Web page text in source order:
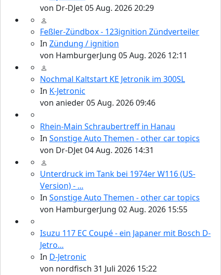
von Dr-DJet05 Aug. 2026 20:29
Feßler-Zündbox - 123ignition Zündverteiler
In Zündung / ignition
von HamburgerJung 05 Aug. 2026 12:11
Nochmal Kaltstart KE Jetronik im 300SL
In K-Jetronic
von anieder05 Aug. 2026 09:46
Rhein-Main Schraubertreff in Hanau
In Sonstige Auto Themen - other car topics
von Dr-DJet04 Aug. 2026 14:31
Unterdruck im Tank bei 1974er W116 (US-
Version) - ...
In Sonstige Auto Themen - other car topics
von HamburgerJung 02 Aug. 2026 15:55
Isuzu 117 EC Coupé - ein Japaner mit Bosch D-
Jetro...
In D-Jetronic
von nordfisch 31 Juli 2026 15:22